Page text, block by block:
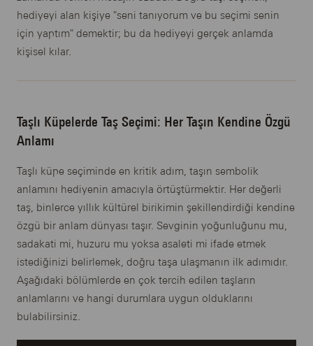
hediyeyi alan kişiye "seni tanıyorum ve bu seçimi senin
için yaptım" demektir; bu da hediyeyi gerçek anlamda
kişisel kılar.
Taşlı Küpelerde Taş Seçimi: Her Taşın Kendine Özgü
Anlamı
Taşlı küpe seçiminde en kritik adım, taşın sembolik
anlamını hediyenin amacıyla örtüştürmektir. Her değerli
taş, binlerce yıllık kültürel birikimin şekillendirdiği kendine
özgü bir anlam dünyası taşır. Sevginin yoğunluğunu mu,
sadakati mi, huzuru mu yoksa asaleti mi ifade etmek
istediğinizi belirlemek, doğru taşa ulaşmanın ilk adımıdır.
Aşağıdaki bölümlerde en çok tercih edilen taşların
anlamlarını ve hangi durumlara uygun olduklarını
bulabilirsiniz.